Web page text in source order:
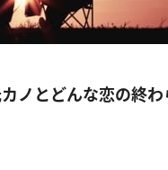
ノとどんな恋の終